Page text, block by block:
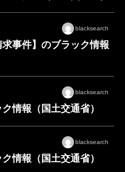
blacksearch
求事件】のブラック情報
blacksearch
情報（国土交通省）
blacksearch
情報（国土交通省）